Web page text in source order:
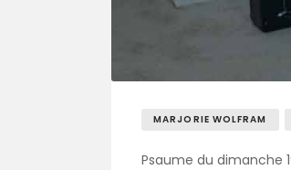
MARJORIE WOLFRAM
Psaume du dimanche